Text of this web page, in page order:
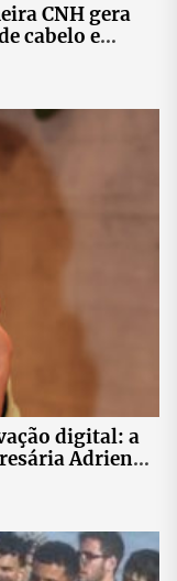
CNH gera
cabelo e
digital: a
Adriene